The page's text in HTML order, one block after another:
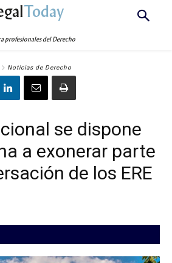
Today
profesionales del Derecho
Noticias de Derecho
se dispone
a exonerar parte
de los ERE